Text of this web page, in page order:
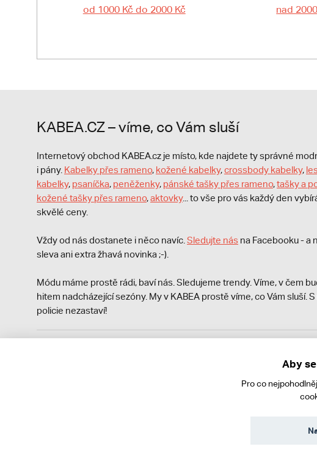
od 1000 Kč do 2000 Kč nad
KABEA.CZ – víme, co Vám sluší
Internetový obchod KABEA.cz je místo, kde najdete ty správné
i pány. Kabelky přes rameno, kožené kabelky,crossbody kabelky,
kabelky, psaníčka, peněženky, pánské tašky přes rameno,tašky a
kožené tašky přes rameno,aktovky... to vše pro vás každý den
skvělé ceny.
Vždy od nás dostanete i něco navíc. Sledujte nás na Facebooku - a
sleva ani extra žhavá novinka ;-).
Módu máme prostě rádi, baví nás. Sledujeme trendy. Víme, v čem
hitem nadcházející sezóny. My v KABEA prostě víme, co Vám sluší.
policie nezastaví!
Zároveň je povinen zaevidovat přijatou tržbu u správce daně online;
Aby
Pro co